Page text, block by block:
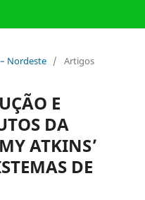
Nordeste / Artigos
E
DA
ATKINS’
DE